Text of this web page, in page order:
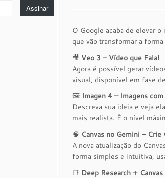
Assinar
O Google acaba de elevar
que vão transformar a
🎥 Veo 3 – Vídeo que Fala!
Agora é possível gerar
visual, disponível em fase
🖼️ Imagen 4 – Imagens
Descreva sua ideia e veja
mais realista. É o nível
🧠 Canvas no Gemini –
A nova atualização do
forma simples e intuitiva,
📑 Deep Research +